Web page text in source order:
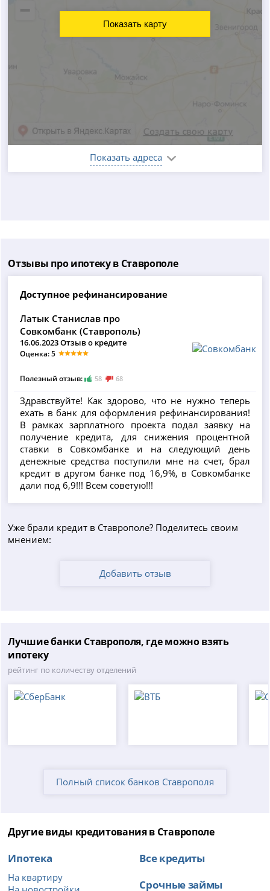
Показать адреса
Показать карту
Отзывы про ипотеку в Ставрополе
Доступное рефинансирование
Латык Станислав про
Совкомбанк (Ставрополь)
16.06.2023 Отзыв о кредите
Оценка: 5
Полезный отзыв: 58 68
Здравствуйте! Как здорово, что не нужно теперь
ехать в банк для оформления рефинансирования!
В рамках зарплатного проекта подал заявку на
получение кредита, для снижения процентной
ставки в Совкомбанке и на следующий день
денежные средства поступили мне на счет, брал
кредит в другом банке под 16,9%, в Совкомбанке
дали под 6,9!!! Всем советую!!!
Уже брали кредит в Ставрополе? Поделитесь своим
мнением:
Добавить отзыв
Лучшие банки Ставрополя, где можно взять
ипотеку
рейтинг по количеству отделений
Полный список банков Ставрополя
Другие виды кредитования в Ставрополе
Ипотека
На квартиру
Все кредиты
Срочные займы